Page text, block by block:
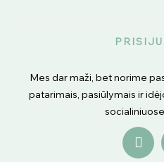
Mes dar maži, bet norime
patarimais, pasiūlymais ir